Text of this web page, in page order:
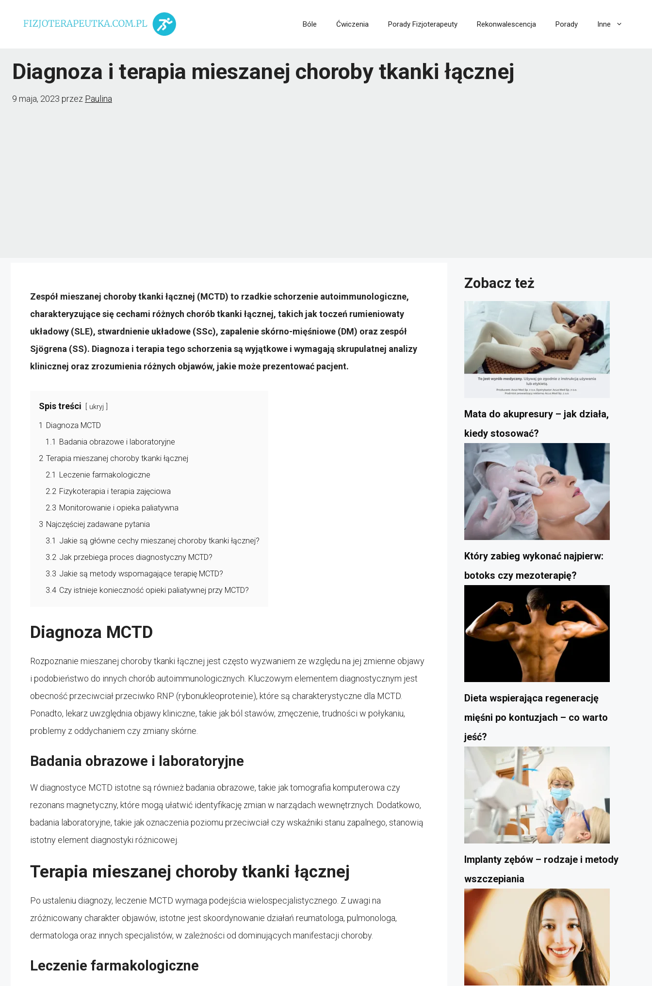
Bóle Ćwiczenia Porady Fizjoterapeuty Rekonwalescencja Porady Inne
Diagnoza i terapia mieszanej choroby tkanki łącznej
9 maja, 2023 przez Paulina
Zespół mieszanej choroby tkanki łącznej (MCTD) to rzadkie schorzenie autoimmunologiczne,
charakteryzujące się cechami różnych chorób tkanki łącznej, takich jak toczeń rumieniowaty
układowy (SLE), stwardnienie układowe (SSc), zapalenie skórno-mięśniowe (DM) oraz zespół
Sjögrena (SS). Diagnoza i terapia tego schorzenia są wyjątkowe i wymagają skrupulatnej analizy
klinicznej oraz zrozumienia różnych objawów, jakie może prezentować pacjent.
Spis treści ukryj
1 Diagnoza MCTD
1.1 Badania obrazowe i laboratoryjne
2 Terapia mieszanej choroby tkanki łącznej
2.1 Leczenie farmakologiczne
2.2 Fizykoterapia i terapia zajęciowa
2.3 Monitorowanie i opieka paliatywna
3 Najczęściej zadawane pytania
3.1 Jakie są główne cechy mieszanej choroby tkanki łącznej?
3.2 Jak przebiega proces diagnostyczny MCTD?
3.3 Jakie są metody wspomagające terapię MCTD?
3.4 Czy istnieje konieczność opieki paliatywnej przy MCTD?
Diagnoza MCTD
Rozpoznanie mieszanej choroby tkanki łącznej jest często wyzwaniem ze względu na jej zmienne objawy
i podobieństwo do innych chorób autoimmunologicznych. Kluczowym elementem diagnostycznym jest
obecność przeciwciał przeciwko RNP (rybonukleoproteinie), które są charakterystyczne dla MCTD.
Ponadto, lekarz uwzględnia objawy kliniczne, takie jak ból stawów, zmęczenie, trudności w połykaniu,
problemy z oddychaniem czy zmiany skórne.
Badania obrazowe i laboratoryjne
W diagnostyce MCTD istotne są również badania obrazowe, takie jak tomografia komputerowa czy
rezonans magnetyczny, które mogą ułatwić identyfikację zmian w narządach wewnętrznych. Dodatkowo,
badania laboratoryjne, takie jak oznaczenia poziomu przeciwciał czy wskaźniki stanu zapalnego, stanowią
istotny element diagnostyki różnicowej.
Terapia mieszanej choroby tkanki łącznej
Po ustaleniu diagnozy, leczenie MCTD wymaga podejścia wielospecjalistycznego. Z uwagi na
zróżnicowany charakter objawów, istotne jest skoordynowanie działań reumatologa, pulmonologa,
dermatologa oraz innych specjalistów, w zależności od dominujących manifestacji choroby.
Leczenie farmakologiczne
Zobacz też
Mata do akupresury – jak działa,
kiedy stosować?
Który zabieg wykonać najpierw:
botoks czy mezoterapię?
Dieta wspierająca regenerację
mięśni po kontuzjach – co warto
jeść?
Implanty zębów – rodzaje i metody
wszczepiania